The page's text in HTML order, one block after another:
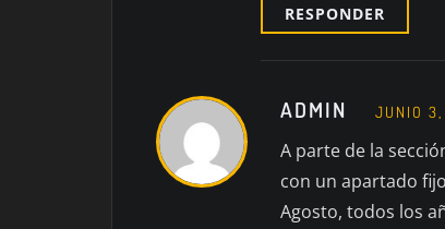
RESPONDER
ADMIN JUNIO
A parte de la
con un apartado
Agosto, todos los